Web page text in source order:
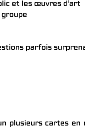
et les œuvres d’art
parfois
cartes en